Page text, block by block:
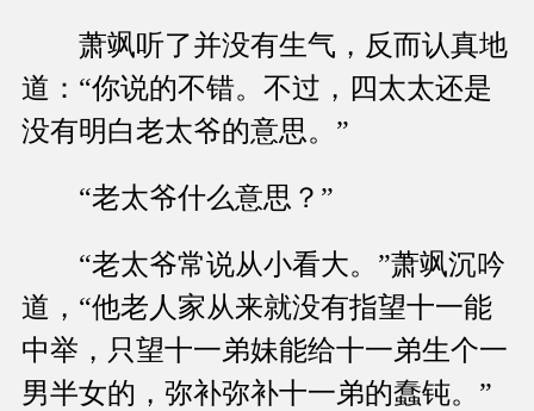
萧飒听了并没有生气，反而认真地
道：“你说的不错。不过，四太太还是
没有明白老太爷的意思。”
“老太爷什么意思？”
“老太爷常说从小看大。”萧飒沉吟
道，“他老人家从来就没有指望十一能
中举，只望十一弟妹能给十一弟生个一
男半女的，弥补弥补十一弟的蠢钝。”